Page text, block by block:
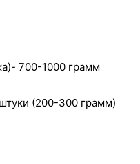
700-1000 грамм
(200-300 грамм)